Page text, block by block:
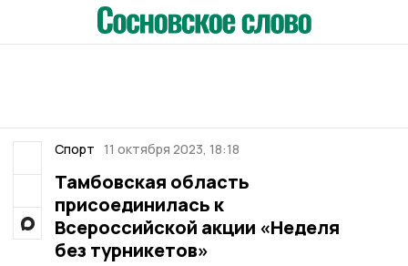
Спорт 11 октября 2023, 18:18
Тамбовская область
присоединилась к
Всероссийской акции «Неделя
без турникетов»